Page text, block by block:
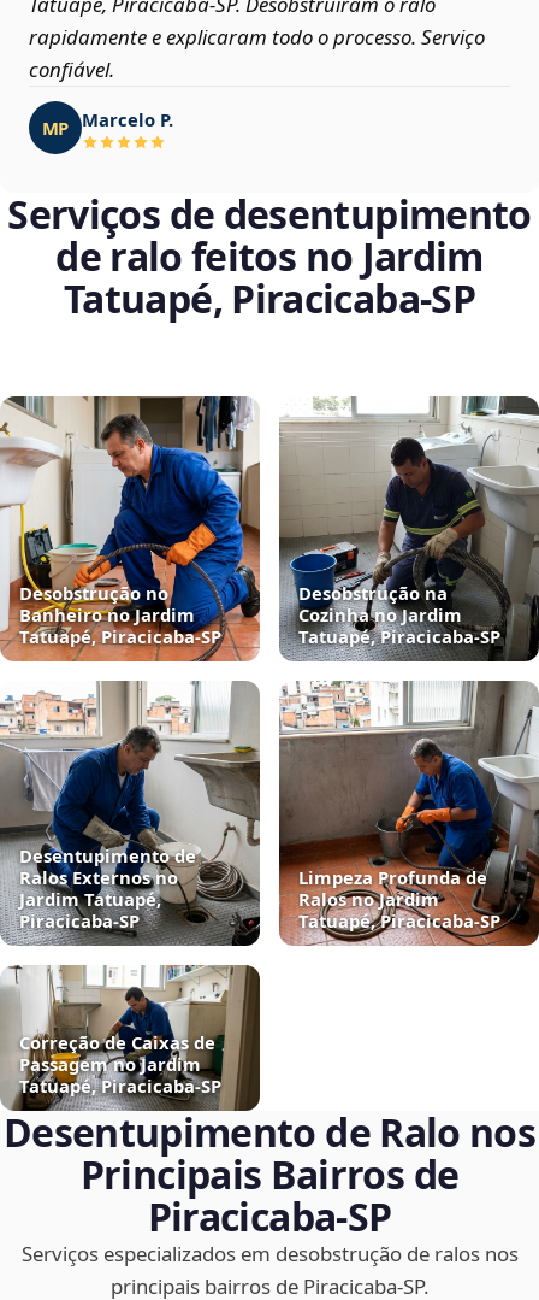
rapidamente e explicaram todo o processo. Serviço
confiável.
MP Marcelo P.
Serviços de desentupimento
de ralo feitos no Jardim
Tatuapé, Piracicaba‑SP
Desobstrução no
Banheiro no Jardim
Tatuapé, Piracicaba‑SP
Desobstrução na
Cozinha no Jardim
Tatuapé, Piracicaba‑SP
Desentupimento de
Ralos Externos no
Jardim Tatuapé,
Piracicaba‑SP
Limpeza Profunda de
Ralos no Jardim
Tatuapé, Piracicaba‑SP
Correção de Caixas de
Passagem no Jardim
Tatuapé, Piracicaba‑SP
Desentupimento de Ralo nos
Principais Bairros de
Piracicaba‑SP
Serviços especializados em desobstrução de ralos nos
principais bairros de Piracicaba‑SP.